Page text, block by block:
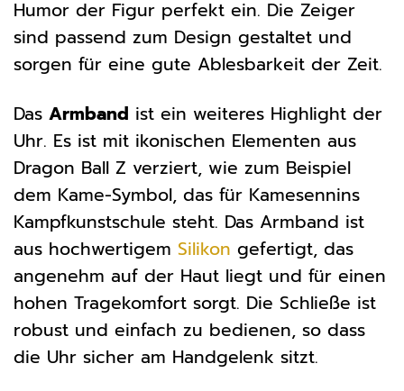
Humor der Figur perfekt ein. Die Zeiger
sind passend zum Design gestaltet und
sorgen für eine gute Ablesbarkeit der Zeit.
Das Armband ist ein weiteres Highlight der
Uhr. Es ist mit ikonischen Elementen aus
Dragon Ball Z verziert, wie zum Beispiel
dem Kame-Symbol, das für Kamesennins
Kampfkunstschule steht. Das Armband ist
aus hochwertigem Silikon gefertigt, das
angenehm auf der Haut liegt und für einen
hohen Tragekomfort sorgt. Die Schließe ist
robust und einfach zu bedienen, so dass
die Uhr sicher am Handgelenk sitzt.